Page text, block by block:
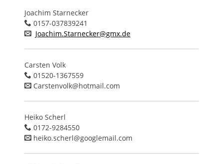
Joachim Starnecker
0157-037839241
Joachim.Starnecker@gmx.de
Carsten Volk
01520-1367559
Carstenvolk@hotmail.com
Heiko Scherl
0172-9284550
heiko.scherl@googlemail.com